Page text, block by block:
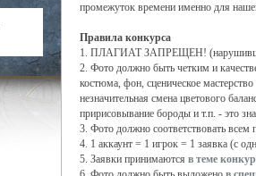
промежуток времени именно для
Правила конкурса
1. ПЛАГИАТ ЗАПРЕЩЕН!
2. Фото должно быть четким и
костюма, фон, сценическое
незначительная смена цветового
пририсовывание бороды и т.п. - это
3. Фото должно соответствовать
4. 1 аккаунт = 1 игрок = 1 заявка (с
5. Заявки принимаются в теме